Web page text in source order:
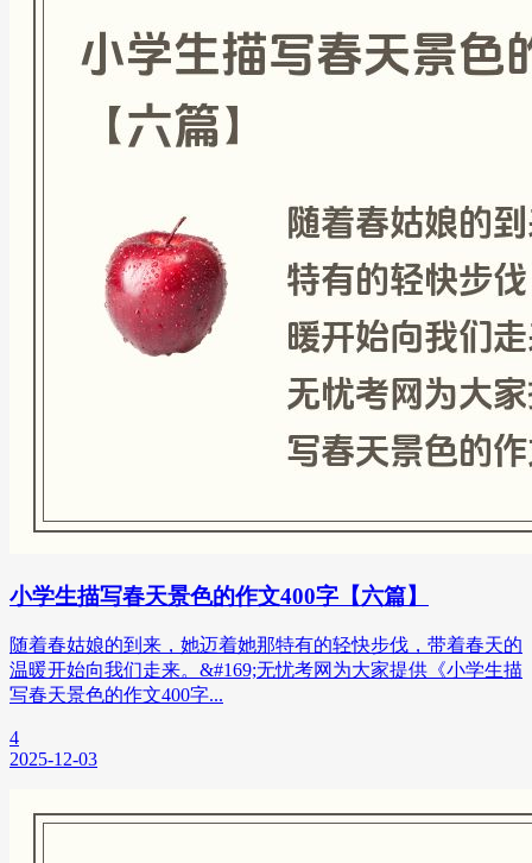
小学生描写春天景色的作文400字【六篇】
随着春姑娘的到来，她迈着她那特有的轻快步伐，带着春天的
温暖开始向我们走来。&#169;无忧考网为大家提供《小学生描
写春天景色的作文400字...
4
2025-12-03